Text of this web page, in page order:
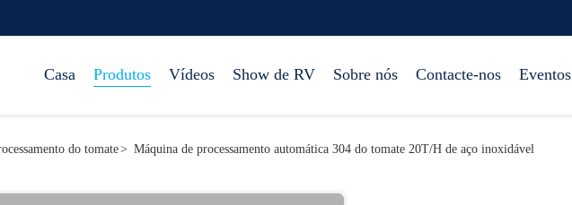
Casa Produtos Vídeos Show de RV Sobre nós Contacte-nos Eventos
do tomate> Máquina de processamento automática 304 do tomate 20T/H de aço inoxidável